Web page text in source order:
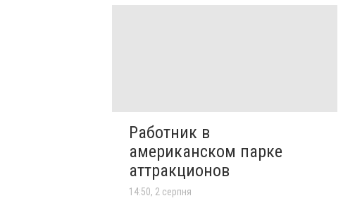
Работник в
американском парке
аттракционов
14:50, 2 серпня